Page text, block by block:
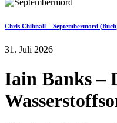
Chris Chibnall – Septembermord
31. Juli 2026
Iain Banks –